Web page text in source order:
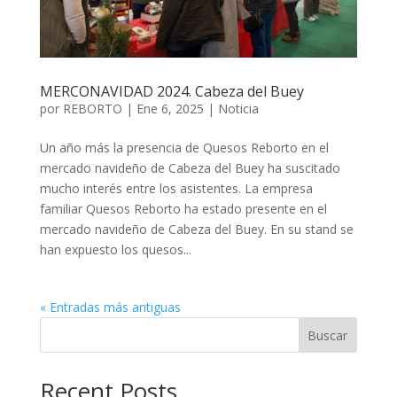
MERCONAVIDAD 2024. Cabeza del Buey
por REBORTO | Ene 6, 2025 | Noticia
Un año más la presencia de Quesos Reborto en el
mercado navideño de Cabeza del Buey ha suscitado
mucho interés entre los asistentes. La empresa
familiar Quesos Reborto ha estado presente en el
mercado navideño de Cabeza del Buey. En su stand se
han expuesto los quesos...
« Entradas más antiguas
Buscar